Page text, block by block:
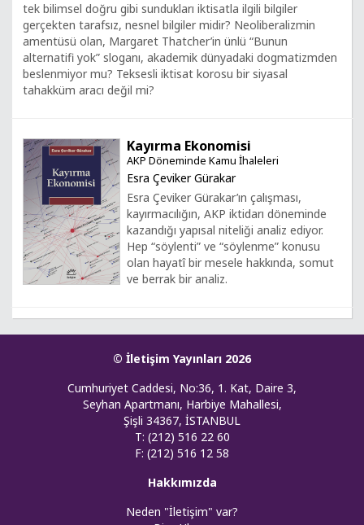
tek bilimsel doğru gibi sundukları iktisatla ilgili bilgiler
gerçekten tarafsız, nesnel bilgiler midir? Neoliberalizmin
amentüsü olan, Margaret Thatcher’in ünlü “Bunun
alternatifi yok” sloganı, akademik dünyadaki dogmatizmden
beslenmiyor mu? Teksesli iktisat korosu bir siyasal
tahakküm aracı değil mi?
Kayırma Ekonomisi
AKP Döneminde Kamu İhaleleri
Esra Çeviker Gürakar
Esra Çeviker Gürakar’ın çalışması,
kayırmacılığın, AKP iktidarı döneminde
kazandığı yapısal niteliği analiz ediyor.
Hep “söylenti” ve “söylenme” konusu
olan hayatî bir mesele hakkında, somut
ve berrak bir analiz.
© İletişim Yayınları 2026
Cumhuriyet Caddesi, No:36, 1. Kat, Daire 3,
Seyhan Apartmanı, Harbiye Mahallesi,
Şişli 34367, İSTANBUL
T: (212) 516 22 60
F: (212) 516 12 58
Hakkımızda
Neden "İletişim" var?